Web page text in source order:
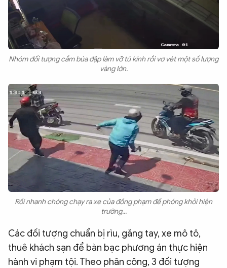
Nhóm đối tượng cầm búa đập làm vỡ tủ kính rồi vơ vét một số lượng
vàng lớn.
Rồi nhanh chóng chạy ra xe của đồng phạm để phóng khỏi hiện
trường...
Các đối tượng chuẩn bị rìu, găng tay, xe mô tô,
thuê khách sạn để bàn bạc phương án thực hiện
hành vi phạm tội. Theo phân công, 3 đối tượng